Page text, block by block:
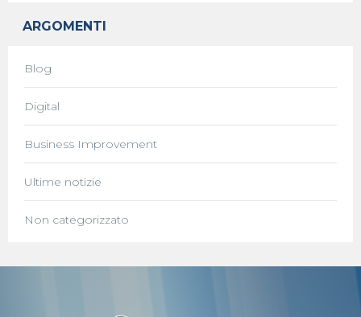
ARGOMENTI
Blog
Digital
Business Improvement
Ultime notizie
Non categorizzato